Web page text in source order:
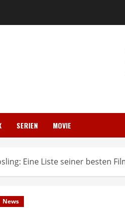
SERIEN MOVIE
Eine Liste seiner besten
News